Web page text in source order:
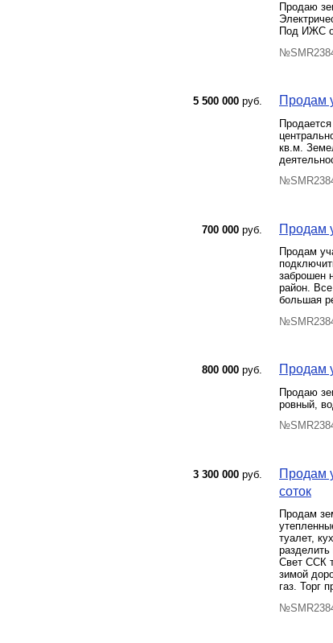
Продаю
Под ИЖС
5 500 000 руб. Продам
кв.м.
700 000 руб. Продам
Продам
заброшен
район.
большая
800 000 руб. Продам
Продаю
ровный,
3 300 000 руб.
Продам
соток
Продам
туалет,
Свет ССК
зимой
газ. Торг